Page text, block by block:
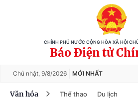
CHÍNH PHỦ NƯỚC CỘNG HÒA XÃ HỘI
Báo Điện tử
Chủ nhật, 9/8/2026 MỚI NHẤT
Văn hóa Thể thao Du lịch